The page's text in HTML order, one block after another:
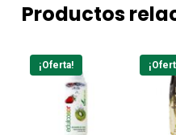
Productos
¡Oferta!